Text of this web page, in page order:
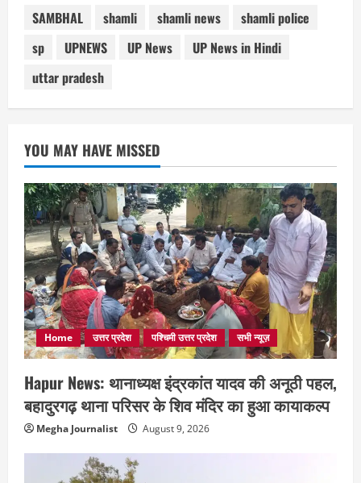
SAMBHAL
shamli shamli news
shamli police
sp
UPNEWS UP News
UP News in Hindi
uttar pradesh
YOU MAY HAVE MISSED
Home उत्तर प्रदेश पश्चिमी उत्तर प्रदेश सभी न्यूज़
Hapur News: थानाध्यक्ष इंद्रकांत यादव की अनूठी पहल,
बहादुरगढ़ थाना परिसर के शिव मंदिर का हुआ कायाकल्प
Megha Journalist August 9, 2026